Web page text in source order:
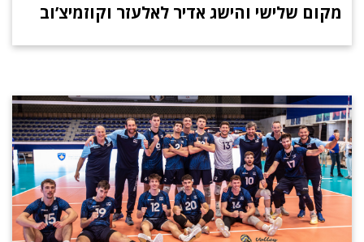
מקום שלישי והישג אדיר לאלעזר וקוזמיצ’וב